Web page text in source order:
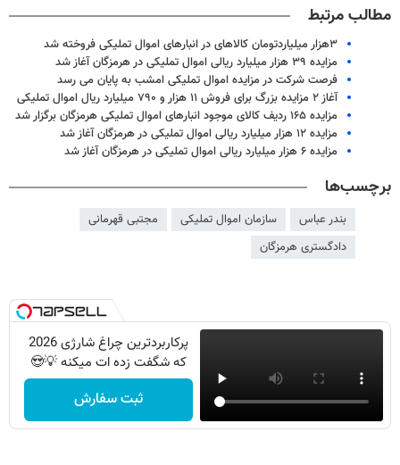
مطالب مرتبط
۳هزار میلیاردتومان کالاهای در انبارهای اموال تملیکی فروخته شد
مزایده ۳۹ هزار میلیارد ریالی اموال تملیکی در هرمزگان آغاز شد
فرصت شرکت در مزایده اموال تملیکی امشب به پایان می رسد
آغاز ۲ مزایده بزرگ برای فروش ۱۱ هزار و ۷۹۰ میلیارد ریال اموال تملیکی
مزایده ۱۶۵ ردیف کالای موجود انبارهای اموال تملیکی هرمزگان برگزار شد
مزایده ۱۲ هزار میلیارد ریالی اموال تملیکی در هرمزگان آغاز شد
مزایده ۶ هزار میلیارد ریالی اموال تملیکی در هرمزگان آغاز شد
برچسب‌ها
بندر عباس سازمان اموال تملیکی
مجتبی قهرمانی
دادگستری هرمزگان
پرکاربردترین چراغ شارژی 2026
که شگفت زده ات میکنه 💡😍
ثبت سفارش